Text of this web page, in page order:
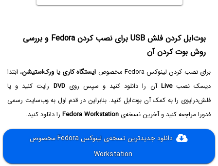
بوت‌ابل کردن فلش USB برای نصب کردن Fedora و بررسی
روش بوت کردن آن
برای نصب کردن لینوکس Fedora مخصوص ایستگاه کاری یا ورک‌استیشن، ابتدا
دیسک نصبLive آن را دانلود کنید و سپس رویDVD رایت کنید و یا
فلش‌درایوی را به کمک آن بوت‌ابل کنید. بنابراین در قدم اول به وب‌سایت رسمی
فدورا مراجعه کنید و آخرین نسخه‌ی Fedora Workstation را دانلود کنید.
دانلود جدیدترین نسخه‌ی لینوکس Fedora مخصوص
Workstation